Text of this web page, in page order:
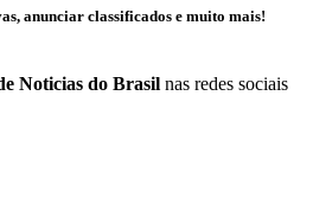
anunciar classificados e muito mais!
Noticias do Brasil nas redes sociais